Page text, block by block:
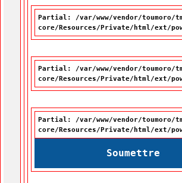
Partial: /var/www/vendor/toumoro/
core/Resources/Private/html/ext/
Partial: /var/www/vendor/toumoro/
core/Resources/Private/html/ext/
Partial: /var/www/vendor/toumoro/
core/Resources/Private/html/ext/
Soumettre